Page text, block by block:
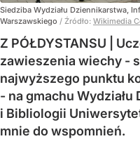
Siedziba Wydziału Dziennikarstwa,
Warszawskiego / Źródło: Wikimedia
Z PÓŁDYSTANSU |
zawieszenia wiechy -
najwyższego punktu
- na gmachu
i Bibliologii
mnie do wspomnień.